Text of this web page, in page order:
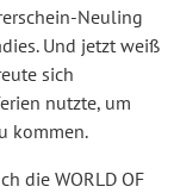
Neuling
Und jetzt weiß
sich
nutzte, um
kommen.
die WORLD OF